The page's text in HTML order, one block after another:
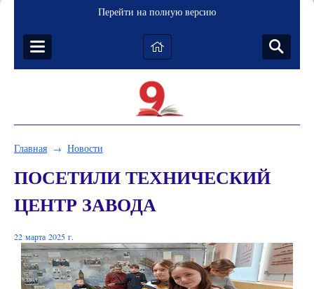
Перейти на полную версию
Главная → Новости
ПОСЕТИЛИ ТЕХНИЧЕСКИЙ
ЦЕНТР ЗАВОДА
22 марта 2025 г.